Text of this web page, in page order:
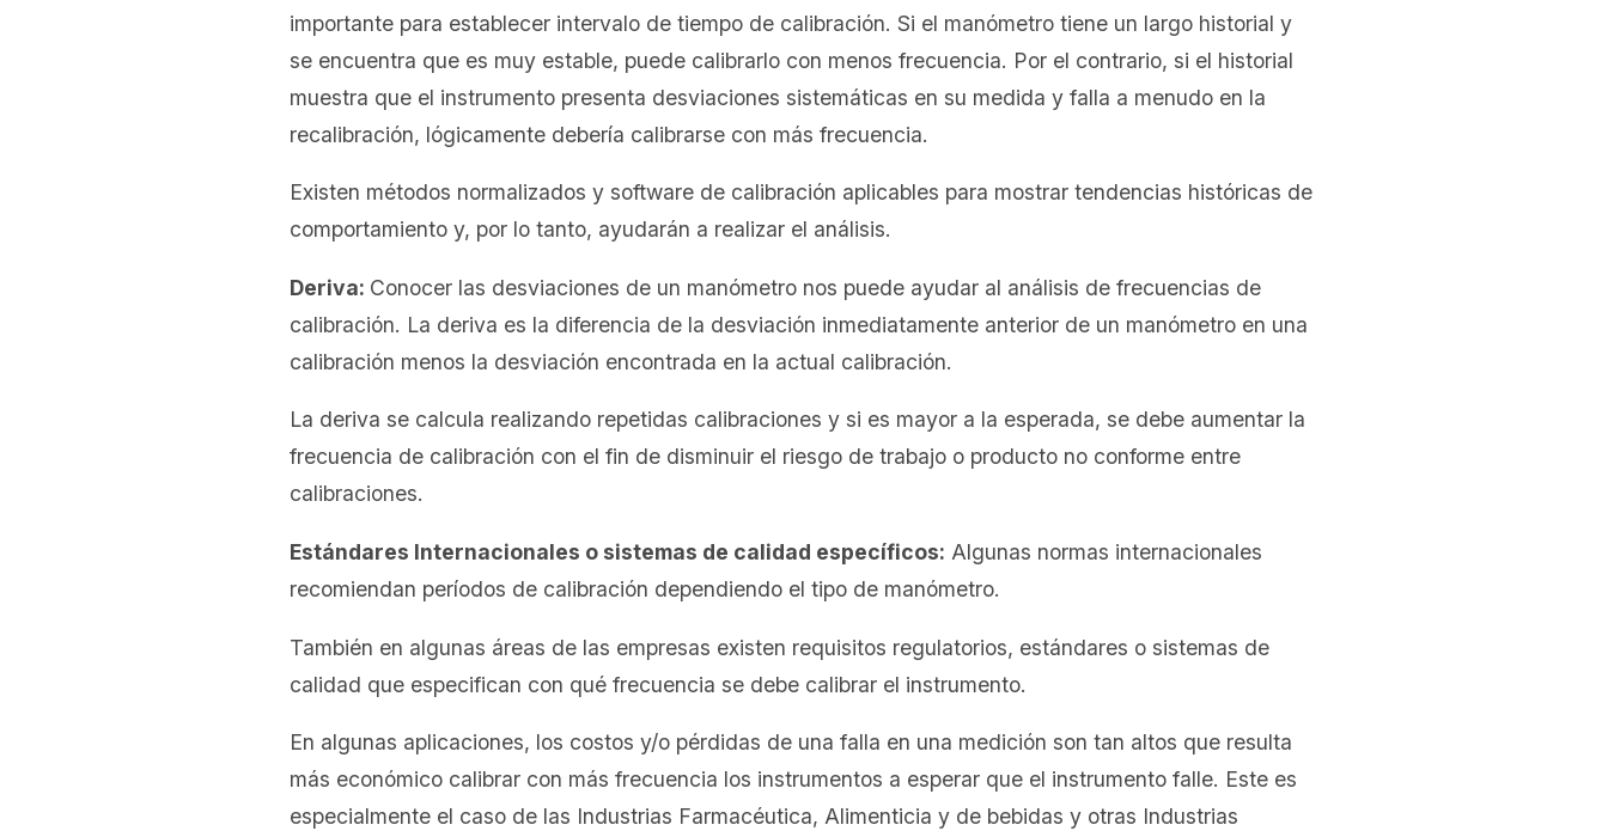
importante para establecer intervalo de tiempo de calibración. Si el manómetro tiene un largo historial y
se encuentra que es muy estable, puede calibrarlo con menos frecuencia. Por el contrario, si el historial
muestra que el instrumento presenta desviaciones sistemáticas en su medida y falla a menudo en la
recalibración, lógicamente debería calibrarse con más frecuencia.
Existen métodos normalizados y software de calibración aplicables para mostrar tendencias históricas de
comportamiento y, por lo tanto, ayudarán a realizar el análisis.
Deriva: Conocer las desviaciones de un manómetro nos puede ayudar al análisis de frecuencias de
calibración. La deriva es la diferencia de la desviación inmediatamente anterior de un manómetro en una
calibración menos la desviación encontrada en la actual calibración.
La deriva se calcula realizando repetidas calibraciones y si es mayor a la esperada, se debe aumentar la
frecuencia de calibración con el fin de disminuir el riesgo de trabajo o producto no conforme entre
calibraciones.
Estándares Internacionales o sistemas de calidad específicos: Algunas normas internacionales
recomiendan períodos de calibración dependiendo el tipo de manómetro.
También en algunas áreas de las empresas existen requisitos regulatorios, estándares o sistemas de
calidad que especifican con qué frecuencia se debe calibrar el instrumento.
En algunas aplicaciones, los costos y/o pérdidas de una falla en una medición son tan altos que resulta
más económico calibrar con más frecuencia los instrumentos a esperar que el instrumento falle. Este es
especialmente el caso de las Industrias Farmacéutica, Alimenticia y de bebidas y otras Industrias